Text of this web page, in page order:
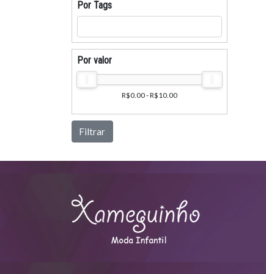
Por Tags
Por valor
R$0.00 - R$10.00
Filtrar